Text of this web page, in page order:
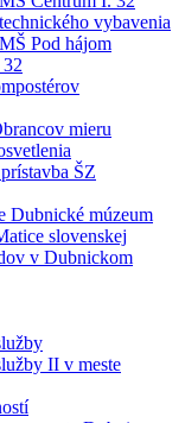
vybavenia
Pod hájom
mieru
ŠZ
Dubnické múzeum
slovenskej
v Dubnickom
II v meste